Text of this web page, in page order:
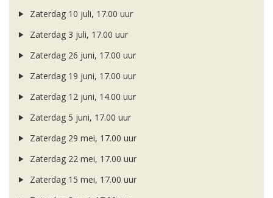
Zaterdag 10 juli, 17.00 uur
Zaterdag 3 juli, 17.00 uur
Zaterdag 26 juni, 17.00 uur
Zaterdag 19 juni, 17.00 uur
Zaterdag 12 juni, 14.00 uur
Zaterdag 5 juni, 17.00 uur
Zaterdag 29 mei, 17.00 uur
Zaterdag 22 mei, 17.00 uur
Zaterdag 15 mei, 17.00 uur